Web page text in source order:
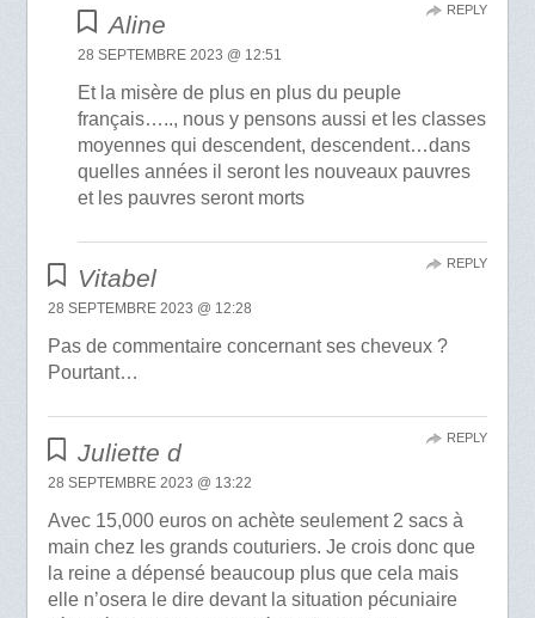
Aline
28 SEPTEMBRE 2023 @ 12:51
Et la misère de plus en plus du peuple
français….., nous y pensons aussi et les classes
moyennes qui descendent, descendent…dans
quelles années il seront les nouveaux pauvres
et les pauvres seront morts
REPLY
Vitabel
28 SEPTEMBRE 2023 @ 12:28
Pas de commentaire concernant ses cheveux ?
Pourtant…
REPLY
Juliette d
28 SEPTEMBRE 2023 @ 13:22
Avec 15,000 euros on achète seulement 2 sacs à
main chez les grands couturiers. Je crois donc que
la reine a dépensé beaucoup plus que cela mais
elle n’osera le dire devant la situation pécuniaire
REPLY